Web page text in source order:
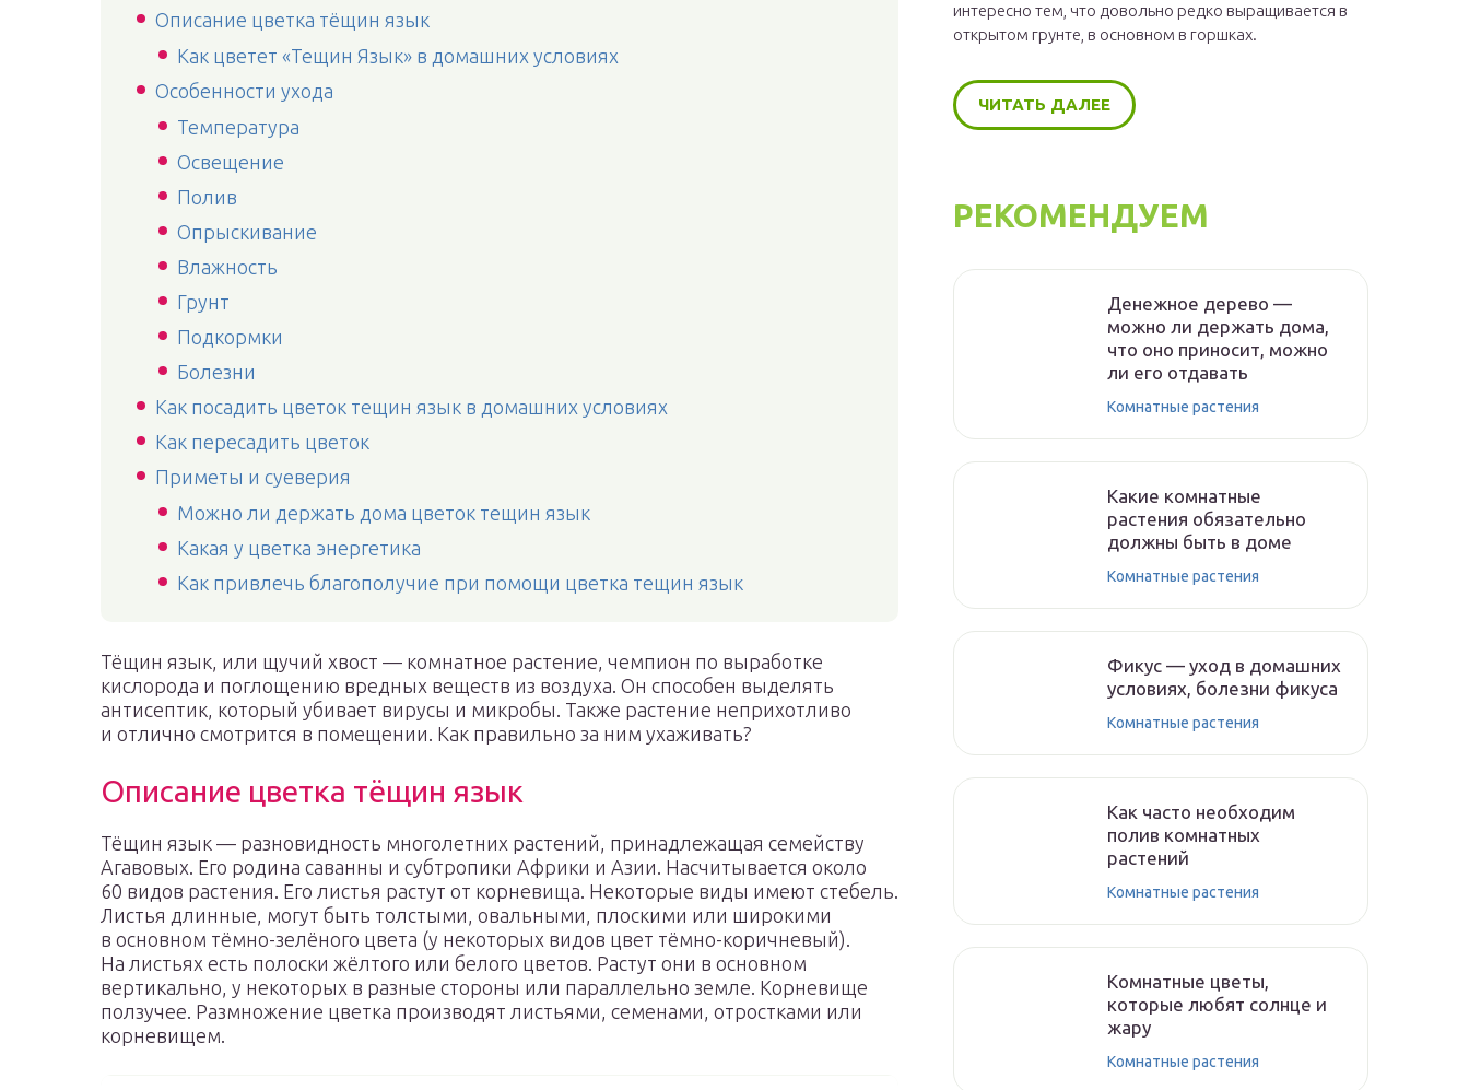
Описание цветка тёщин язык
Как цветет «Тещин Язык» в домашних условиях
Особенности ухода
Температура
Освещение
Полив
Опрыскивание
Влажность
Грунт
Подкормки
Болезни
Как посадить цветок тещин язык в домашних условиях
Как пересадить цветок
Приметы и суеверия
Можно ли держать дома цветок тещин язык
Какая у цветка энергетика
Как привлечь благополучие при помощи цветка тещин язык
Тёщин язык, или щучий хвост — комнатное растение, чемпион по выработке
кислорода и поглощению вредных веществ из воздуха. Он способен выделять
антисептик, который убивает вирусы и микробы. Также растение неприхотливо
и отлично смотрится в помещении. Как правильно за ним ухаживать?
Описание цветка тёщин язык
Тёщин язык — разновидность многолетних растений, принадлежащая семейству
Агавовых. Его родина саванны и субтропики Африки и Азии. Насчитывается около
60 видов растения. Его листья растут от корневища. Некоторые виды имеют стебель.
Листья длинные, могут быть толстыми, овальными, плоскими или широкими
в основном тёмно-зелёного цвета (у некоторых видов цвет тёмно-коричневый).
На листьях есть полоски жёлтого или белого цветов. Растут они в основном
вертикально, у некоторых в разные стороны или параллельно земле. Корневище
ползучее. Размножение цветка производят листьями, семенами, отростками или
корневищем.
интересно тем, что довольно редко выращивается в
открытом грунте, в основном в горшках.
ЧИТАТЬ ДАЛЕЕ
РЕКОМЕНДУЕМ
Денежное дерево —
можно ли держать дома,
что оно приносит, можно
ли его отдавать
Комнатные растения
Какие комнатные
растения обязательно
должны быть в доме
Комнатные растения
Фикус — уход в домашних
условиях, болезни фикуса
Комнатные растения
Как часто необходим
полив комнатных
растений
Комнатные растения
Комнатные цветы,
которые любят солнце и
жару
Комнатные растения